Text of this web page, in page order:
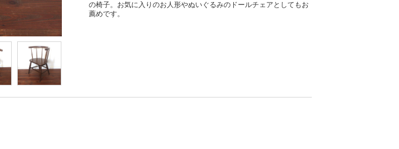
の椅子。お気に入りのお人形やぬいぐるみのドールチェアとしてもお
薦めです。